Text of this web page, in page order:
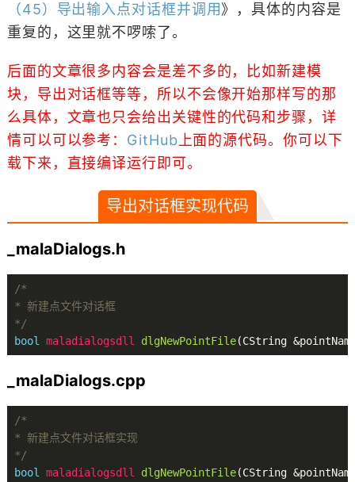
（45）导出输入点对话框并调用》，具体的内容是
重复的，这里就不啰嗦了。
后面的文章很多内容会是差不多的，比如新建模
块，导出对话框等等，所以不会像开始那样写的那
么具体，文章也只会给出关键性的代码和步骤，详
情可以可以参考： GitHub 上面的源代码。你可以下
载下来，直接编译运行即可。
导出对话框实现代码
_malaDialogs.h
/*
* 新建点文件对话框
*/
bool
maladialogsdll dlgNewPointFile(CString
_malaDialogs.cpp
/*
* 新建点文件对话框实现
*/
bool
maladialogsdll dlgNewPointFile(CString